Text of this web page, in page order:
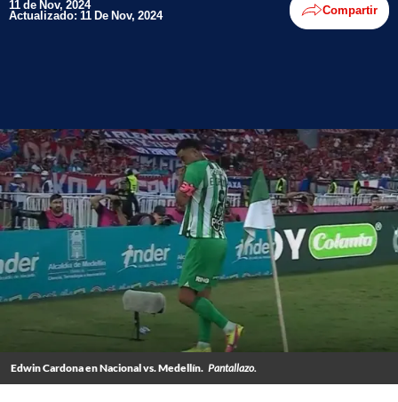
11 de Nov, 2024
Actualizado: 11 De Nov, 2024 Compartir
Edwin Cardona en Nacional vs. Medellín. Pantallazo.